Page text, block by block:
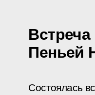
Пеньей
Состоялась